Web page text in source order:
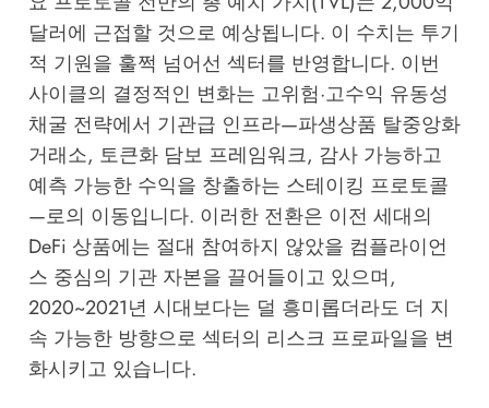
달러에 근접할 것으로 예상됩니다. 이 수치는 투기
적 기원을 훌쩍 넘어선 섹터를 반영합니다. 이번
사이클의 결정적인 변화는 고위험·고수익 유동성
채굴 전략에서 기관급 인프라—파생상품 탈중앙화
거래소, 토큰화 담보 프레임워크, 감사 가능하고
예측 가능한 수익을 창출하는 스테이킹 프로토콜
—로의 이동입니다. 이러한 전환은 이전 세대의
DeFi 상품에는 절대 참여하지 않았을 컴플라이언
스 중심의 기관 자본을 끌어들이고 있으며,
2020~2021년 시대보다는 덜 흥미롭더라도 더 지
속 가능한 방향으로 섹터의 리스크 프로파일을 변
화시키고 있습니다.